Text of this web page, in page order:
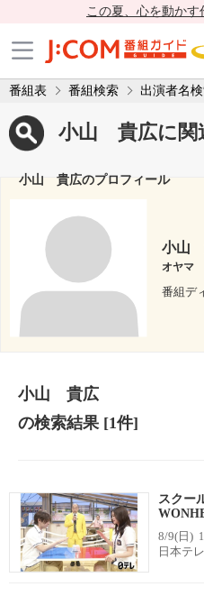
この夏、心を動かす
番組表 番組検索 出演者名
小山 貴広に関
小山 貴広のプロフィール
小山
オヤマ
番組デ
小山 貴広
の検索結果[1件]
スクー
8/9(日)
日本テ